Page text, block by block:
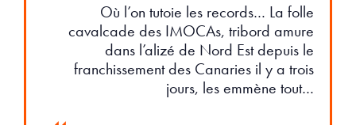
Où l’on tutoie les records… La folle
cavalcade des IMOCAs, tribord amure
dans l’alizé de Nord Est depuis le
franchissement des Canaries il y a trois
jours, les emmène tout…